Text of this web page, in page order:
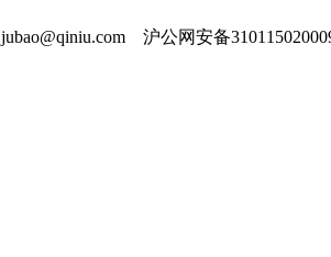
沪公网安备